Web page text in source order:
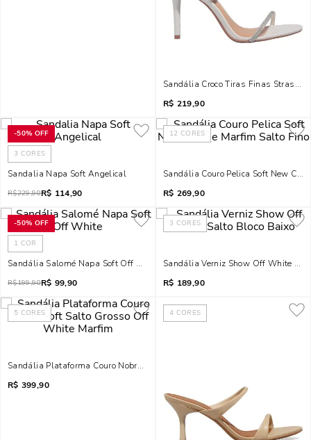
Sandália Croco Tiras Finas Strass
R$ 219,90
-50% OFF
3 CORES
Sandalia Napa Soft Angelical
R$229,90R$ 114,90
12 CORES
Sandália Couro Pelica Soft New
R$ 269,90
-50% OFF
1 COR
Sandália Salomé Napa Soft Off White
R$199,90R$ 99,90
3 CORES
Sandália Verniz Show Off White
R$ 189,90
5 CORES
Sandália Plataforma Couro Nobre Soft Salto Grosso Off White Marfim
R$ 399,90
4 CORES